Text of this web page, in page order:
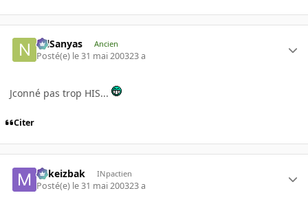
NilSanyas Ancien
Posté(e) le 31 mai 200323 a
Jconné pas trop HIS...
Citer
Mikeizbak INpactien
Posté(e) le 31 mai 200323 a